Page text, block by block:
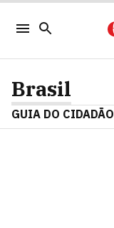
Brasil
GUIA DO CIDADÃO